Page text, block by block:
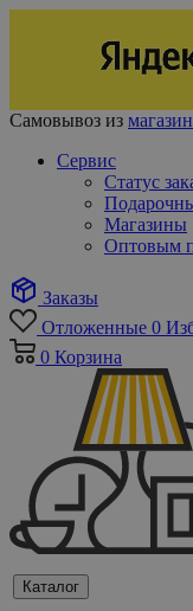
Самовывоз из
Сервис
Статус
Магазины
Оптовым
Заказы
Отложенные 0
0 Корзина
Каталог